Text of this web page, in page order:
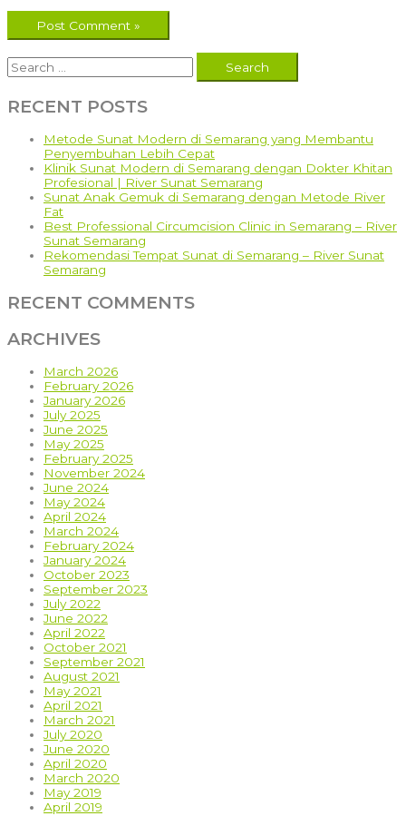
Search
for:
RECENT POSTS
Metode Sunat Modern di Semarang yang Membantu
Penyembuhan Lebih Cepat
Klinik Sunat Modern di Semarang dengan Dokter Khitan
Profesional | River Sunat Semarang
Sunat Anak Gemuk di Semarang dengan Metode River
Fat
Best Professional Circumcision Clinic in Semarang – River
Sunat Semarang
Rekomendasi Tempat Sunat di Semarang – River Sunat
Semarang
RECENT COMMENTS
ARCHIVES
March 2026
February 2026
January 2026
July 2025
June 2025
May 2025
February 2025
November 2024
June 2024
May 2024
April 2024
March 2024
February 2024
January 2024
October 2023
September 2023
July 2022
June 2022
April 2022
October 2021
September 2021
August 2021
May 2021
April 2021
March 2021
July 2020
June 2020
April 2020
March 2020
May 2019
April 2019